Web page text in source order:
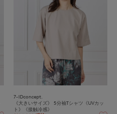
7-IDconcept.
《大きいサイズ》 5分袖Tシャツ《UVカッ
ト》《接触冷感》